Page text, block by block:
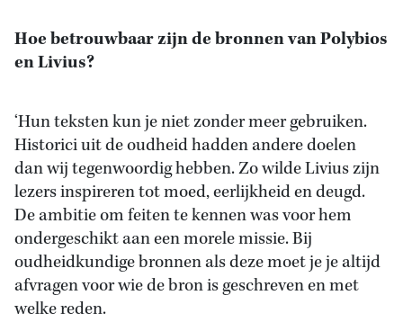
Hoe betrouwbaar zijn de bronnen van Polybios
en Livius?
‘Hun teksten kun je niet zonder meer gebruiken.
Historici uit de oudheid hadden andere doelen
dan wij tegenwoordig hebben. Zo wilde Livius zijn
lezers inspireren tot moed, eerlijkheid en deugd.
De ambitie om feiten te kennen was voor hem
ondergeschikt aan een morele missie. Bij
oudheidkundige bronnen als deze moet je je altijd
afvragen voor wie de bron is geschreven en met
welke reden.